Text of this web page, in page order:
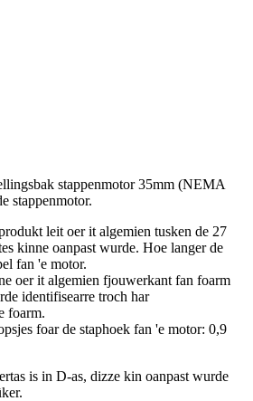
stappenmotor 35mm (NEMA
stappenmotor.
leit oer it algemien tusken de 27
kinne oanpast wurde. Hoe langer de
fan 'e motor.
oer it algemien fjouwerkant fan foarm
identifisearre troch har
foarm.
foar de staphoek fan 'e motor: 0,9
is in D-as, dizze kin oanpast wurde